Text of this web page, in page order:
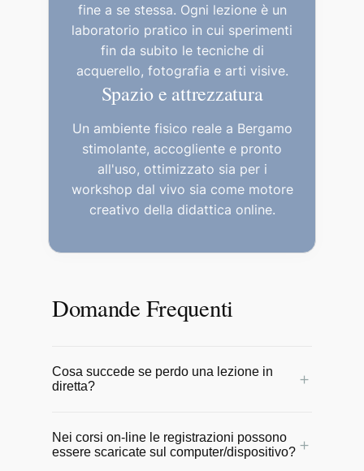
fine a se stessa. Ogni lezione è un
laboratorio pratico in cui sperimenti
fin da subito le tecniche di
acquerello, fotografia e arti visive.
Spazio e attrezzatura
Un ambiente fisico reale a Bergamo
stimolante, accogliente e pronto
all'uso, ottimizzato sia per i
workshop dal vivo sia come motore
creativo della didattica online.
Domande Frequenti
Cosa succede se perdo una lezione in
diretta?
＋
vengono registrate e messe a
disposizione degli allievi entro 24 ore.
Nei corsi on-line le registrazioni possono
essere scaricate sul computer/dispositivo? ＋